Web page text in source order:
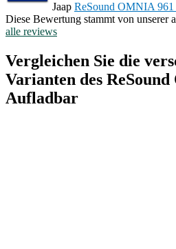
Jaap ReSound OMNIA
Diese Bewertung stammt von unserer
alle reviews
Vergleichen Sie die
Varianten des
Aufladbar